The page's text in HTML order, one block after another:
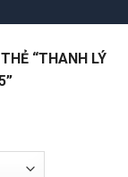
“THANH LÝ